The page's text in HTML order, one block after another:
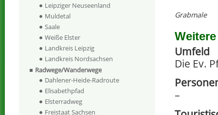
Grabmale
Umfeld
Die Ev.
–
Leipziger Neuseenland
Muldetal
Saale
Weiße Elster
Landkreis Leipzig
Landkreis Nordsachsen
Radwege/Wanderwege
Dahlener-Heide-Radroute
Elisabethpfad
Elsterradweg
Freistaat Sachsen